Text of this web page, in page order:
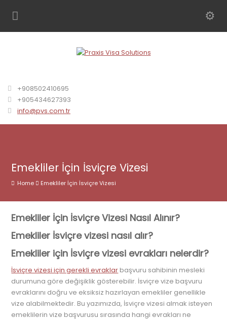
+908502410695
+905434627393
info@pvs.com.tr
Emekliler İçin İsviçre Vizesi
Home Emekliler İçin İsviçre Vizesi
Emekliler İçin İsviçre Vizesi Nasıl Alınır?
Emekliler İsviçre vizesi nasıl alır?
Emekliler için İsviçre vizesi evrakları nelerdir?
İsviçre vizesi için gerekli evraklar başvuru sahibinin mesleki
durumuna göre değişiklik gösterebilir. İsviçre vize başvuru
evraklarını doğru ve eksiksiz hazırlayan emekliler genellikle
vize alabilmektedir. Bu yazımızda, İsviçre vizesi almak isteyen
emeklilerin vize başvurusu sırasında hangi evrakları ne